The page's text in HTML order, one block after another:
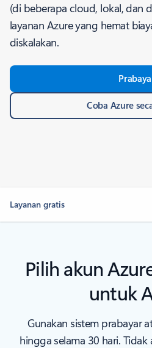
(di beberapa cloud, lokal, dan
layanan Azure yang hemat
diskalakan.
Coba Azure
Layanan gratis
Pilih akun
untuk
Gunakan sistem prabayar
hingga selama 30 hari.